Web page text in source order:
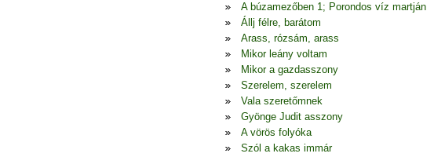
A búzamezőben 1; Porondos víz martján
Állj félre, barátom
Arass, rózsám, arass
Mikor leány voltam
Mikor a gazdasszony
Szerelem, szerelem
Vala szeretőmnek
Gyönge Judit asszony
A vörös folyóka
Szól a kakas immár